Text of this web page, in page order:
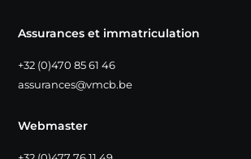
Assurances et immatriculation
+32 (0)470 85 61 46
assurances@vmcb.be
Webmaster